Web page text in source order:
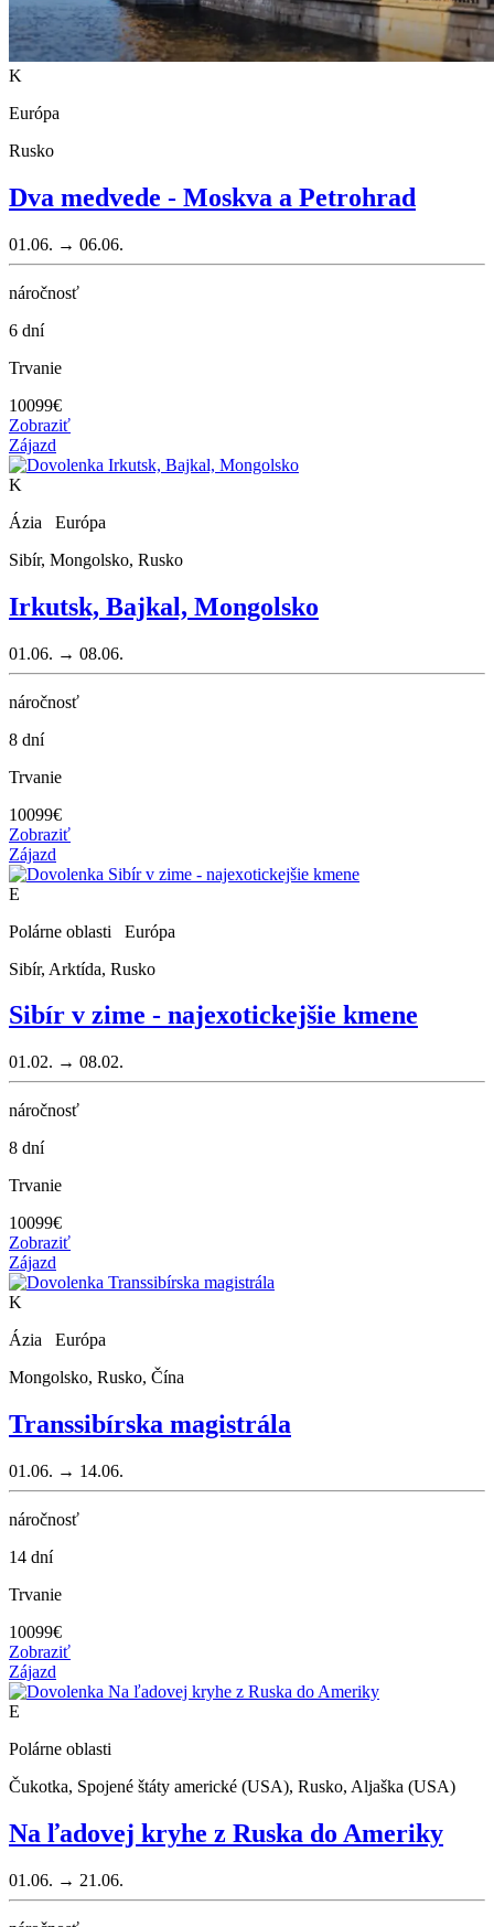
K
Európa
Rusko
Dva medvede - Moskva a Petrohrad
01.06. → 06.06.
náročnosť
6 dní
Trvanie
10099€
Zobraziť
Zájazd
K
Ázia Európa
Sibír, Mongolsko, Rusko
Irkutsk, Bajkal, Mongolsko
01.06. → 08.06.
náročnosť
8 dní
Trvanie
10099€
Zobraziť
Zájazd
E
Polárne oblasti Európa
Sibír, Arktída, Rusko
Sibír v zime - najexotickejšie kmene
01.02. → 08.02.
náročnosť
8 dní
Trvanie
10099€
Zobraziť
Zájazd
K
Ázia Európa
Mongolsko, Rusko, Čína
Transsibírska magistrála
01.06. → 14.06.
náročnosť
14 dní
Trvanie
10099€
Zobraziť
Zájazd
E
Polárne oblasti
Čukotka, Spojené štáty americké (USA), Rusko, Aljaška (USA)
Na ľadovej kryhe z Ruska do Ameriky
01.06. → 21.06.